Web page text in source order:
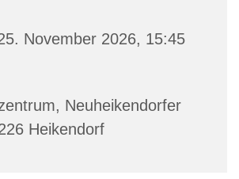
November 2026, 15:45
Neuheikendorfer
Heikendorf